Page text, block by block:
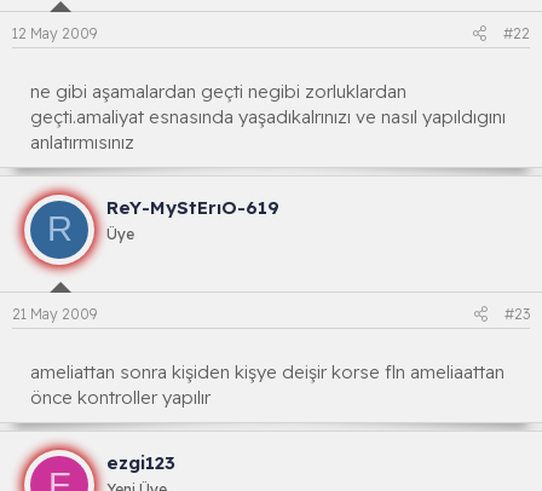
12 May 2009 #22
ne gibi aşamalardan geçti negibi zorluklardan
geçti.amaliyat esnasında yaşadıkalrınızı ve nasıl yapıldıgını
anlatırmısınız
R
ReY-MyStErıO-619
Üye
21 May 2009 #23
ameliattan sonra kişiden kişye deişir korse fln ameliaattan
önce kontroller yapılır
ezgi123